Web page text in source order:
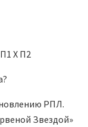
X П2
РПЛ.
Звездой»